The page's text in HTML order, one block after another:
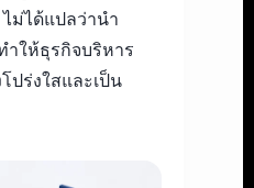
ไม่ได้แปลว่านำ
ำให้ธุรกิจบริหาร
ปร่งใสและเป็น